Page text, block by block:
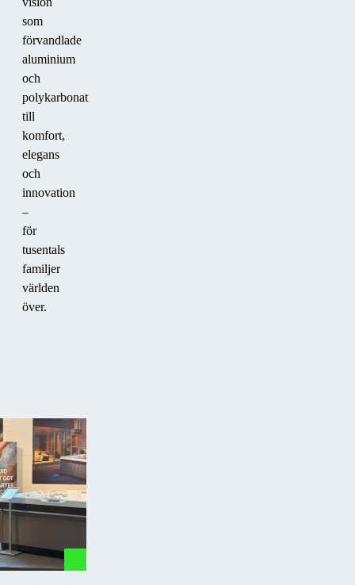
som
förvandlade
aluminium
och
polykarbonat
till
komfort,
elegans
och
innovation
–
för
tusentals
familjer
världen
över.